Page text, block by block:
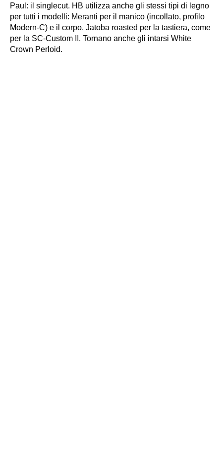
Paul: il singlecut. HB utilizza anche gli stessi tipi di legno
per tutti i modelli: Meranti per il manico (incollato, profilo
Modern-C) e il corpo, Jatoba roasted per la tastiera, come
per la SC-Custom II. Tornano anche gli intarsi White
Crown Perloid.